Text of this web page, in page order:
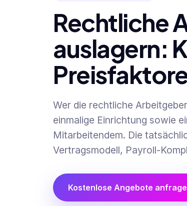
Rechtliche
auslagern:
Wer die rechtliche
einmalige Einrichtung sowie
Mitarbeitendem. Die
Vertragsmodell, Payroll-
Kostenlose Angebote